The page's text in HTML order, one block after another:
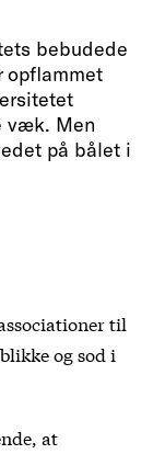
bebudede
opflammet
væk. Men
på bålet i
til
og sod i
at